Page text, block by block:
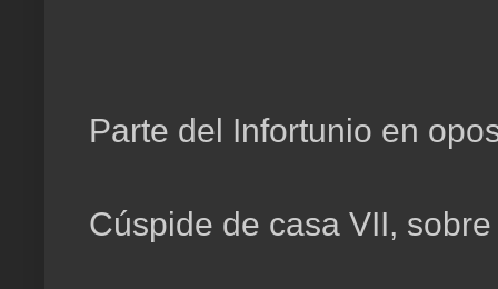
Parte del Infortunio en
Cúspide de casa VII,